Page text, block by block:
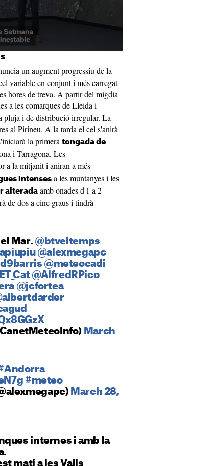
un augment progressiu de la
variable en conjunt i més carregat
hores de treva. A partir del migdia
a les comarques de Lleida i
pluja i de distribució irregular. La
al Pirineu. A la tarda el cel s'anirà
la primera tongada de
i Tarragona. Les
a la mitjanit i aniran a més
intenses a les muntanyes i les
alterada amb onades d'1 a 2
de dos a cinc graus i tindrà
Mar. @btveltemps
@alexmegapc
@meteocadi
@AlfredRPico
@jcfortea
March
#meteo
March 28,
internes i amb la
matí a les Valls